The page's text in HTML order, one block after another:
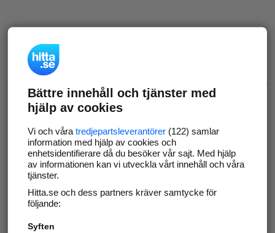
Bättre innehåll och tjänster med
hjälp av cookies
Vi och våra tredjepartsleverantörer(122) samlar
information med hjälp av cookies och
enhetsidentifierare då du besöker vår sajt. Med hjälp
av informationen kan vi utveckla vårt innehåll och våra
tjänster.
Hitta.se och dess partners kräver samtycke för
följande:
Syften